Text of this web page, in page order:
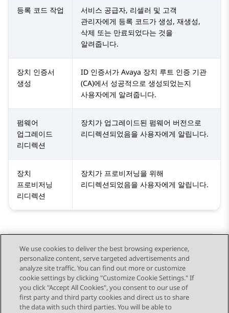
등록 코드 작업
서비스 공급자, 리셀러 및 고객
관리자에게 등록 코드가 생성, 재생성,
삭제 또는 만료되었다는 것을
알려줍니다.
장치 인증서
생성
ID 인증서가 Avaya 장치 루트 인증 기관
(CA)에서 성공적으로 생성되었는지
사용자에게 알려줍니다.
펌웨어
업그레이드
리디렉션
장치가 업그레이드된 펌웨어 버전으로
리디렉션되었음을 사용자에게 알립니다.
장치
프로비저닝
리디렉션
장치가 프로비저닝을 위해
리디렉션되었음을 사용자에게 알립니다.
Send Feedback
이전 항목
We use cookies to deliver the best browsing experience,
personalize content, serve targeted advertisements and
analyze site traffic. You can find out more or customize
cookie settings by clicking "Customize Cookie Settings." If
you click "Accept All Cookies", you consent to our use of
first party and third party cookies and direct us to share
the data with such third parties. You will be able to